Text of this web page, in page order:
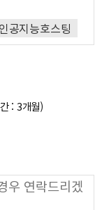
공지능호스팅
: 3개월)